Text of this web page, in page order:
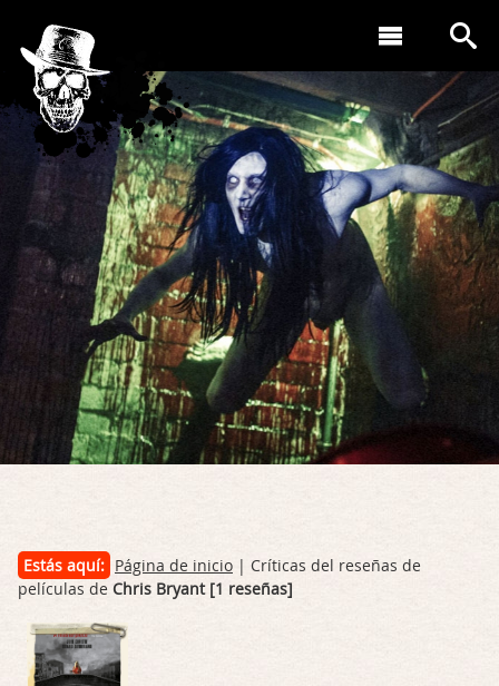
Estás aquí: Página de inicio | Críticas del reseñas de
películas de Chris Bryant [1 reseñas]